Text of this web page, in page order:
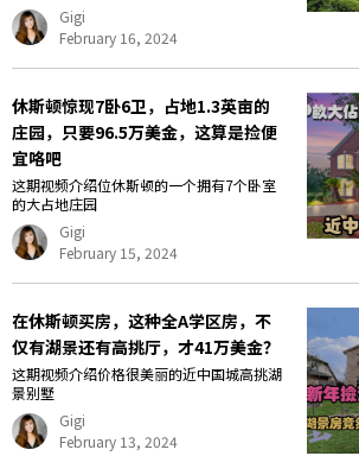
Gigi
February 16, 2024
休斯顿惊现7卧6卫，占地1.3英亩的
庄园，只要96.5万美金，这算是捡便
宜咯吧
这期视频介绍位休斯顿的一个拥有7个卧室
的大占地庄园
Gigi
February 15, 2024
在休斯顿买房，这种全A学区房，不
仅有湖景还有高挑厅，才41万美金？
这期视频介绍价格很美丽的近中国城高挑湖
景别墅
Gigi
February 13, 2024